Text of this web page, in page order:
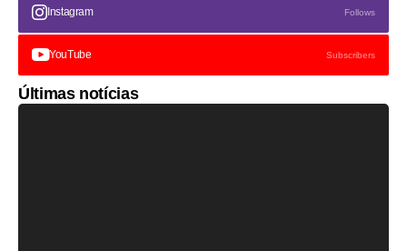
Instagram Follows
YouTube Subscribers
Últimas notícias